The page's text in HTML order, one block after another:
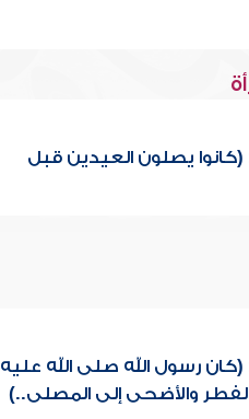
يصلون العيدين قبل
رسول الله صلى الله عليه
والأضحى إلى المصلى..)